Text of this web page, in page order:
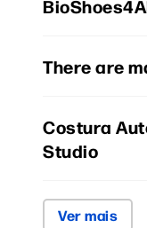
There are
Costura
Studio
Ver mais